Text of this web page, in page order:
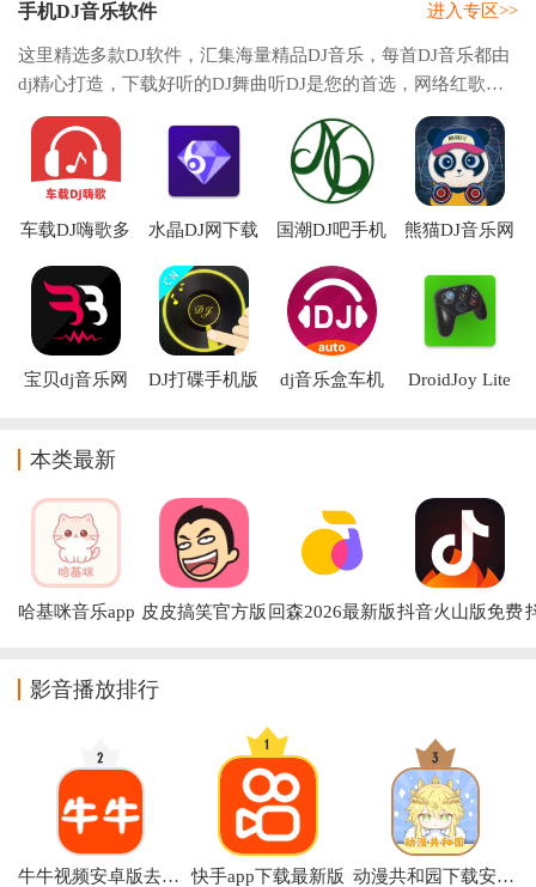
手机DJ音乐软件
这里精选多款DJ软件，汇集海量精品DJ音乐，每首DJ音乐都由
dj精心打造，下载好听的DJ舞曲听DJ是您的首选，网络红歌，
MC喊麦，日韩舞曲，车载，夜店......应有尽有，只有想不到，
没有找不到，超劲爆DJ，等你一起嗨起来
进入专区>>
车载DJ嗨歌多
水晶DJ网下载
国潮DJ吧手机
熊猫DJ音乐网
宝贝dj音乐网
DJ打碟手机版
dj音乐盒车机
DroidJoy Lite
本类最新
哈基咪音乐app 皮皮搞笑官方版 回森2026最新版抖音火山版免费
影音播放排行
牛牛视频安卓版去广告 快手app下载最新版 动漫共和园下载安装手机版中文(动漫共和国)